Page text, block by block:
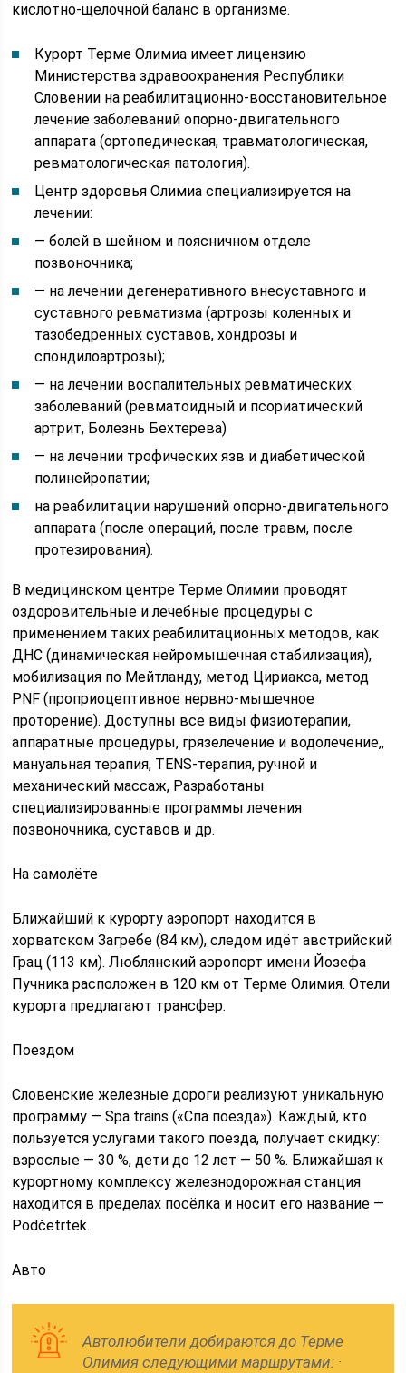
кислотно-щелочной баланс в организме.
Курорт Терме Олимиа имеет лицензию
Министерства здравоохранения Республики
Словении на реабилитационно-восстановительное
лечение заболеваний опорно-двигательного
аппарата (ортопедическая, травматологическая,
ревматологическая патология).
Центр здоровья Олимиа специализируется на
лечении:
— болей в шейном и поясничном отделе
позвоночника;
— на лечении дегенеративного внесуставного и
суставного ревматизма (артрозы коленных и
тазобедренных суставов, хондрозы и
спондилоартрозы);
— на лечении воспалительных ревматических
заболеваний (ревматоидный и псориатический
артрит, Болезнь Бехтерева)
— на лечении трофических язв и диабетической
полинейропатии;
на реабилитации нарушений опорно-двигательного
аппарата (после операций, после травм, после
протезирования).
В медицинском центре Терме Олимии проводят
оздоровительные и лечебные процедуры с
применением таких реабилитационных методов, как
ДНС (динамическая нейромышечная стабилизация),
мобилизация по Мейтланду, метод Цириакса, метод
PNF (проприоцептивное нервно-мышечное
проторение). Доступны все виды физиотерапии,
аппаратные процедуры, грязелечение и водолечение,,
мануальная терапия, TENS-терапия, ручной и
механический массаж, Разработаны
специализированные программы лечения
позвоночника, суставов и др.
На самолёте
Ближайший к курорту аэропорт находится в
хорватском Загребе (84 км), следом идёт австрийский
Грац (113 км). Люблянский аэропорт имени Йозефа
Пучника расположен в 120 км от Терме Олимия. Отели
курорта предлагают трансфер.
Поездом
Словенские железные дороги реализуют уникальную
программу — Spa trains («Спа поезда»). Каждый, кто
пользуется услугами такого поезда, получает скидку:
взрослые — 30 %, дети до 12 лет — 50 %. Ближайшая к
курортному комплексу железнодорожная станция
находится в пределах посёлка и носит его название —
Podčetrtek.
Авто
Автолюбители добираются до Терме
Олимия следующими маршрутами: ·